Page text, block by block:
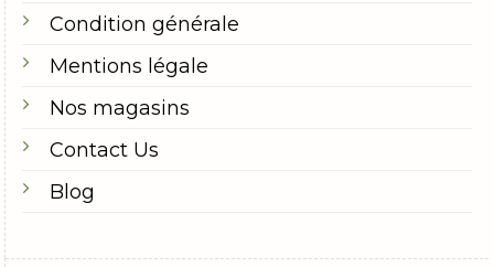
Condition générale
Mentions légale
Nos magasins
Contact Us
Blog